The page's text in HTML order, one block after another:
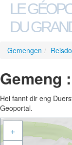
LE
DU
Gemengen /
Gemeng
Hei fannt dir eng
Geoportal.
+